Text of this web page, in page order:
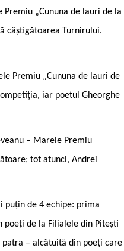
„Cununa de lauri de la
câștigătoarea Turnirului.
Premiu „Cununa de lauri de
iar poetul Gheorghe
– Marele Premiu
tot atunci, Andrei
puțin de 4 echipe: prima
poeți de la Filialele din Pitești
patra – alcătuită din poeți care